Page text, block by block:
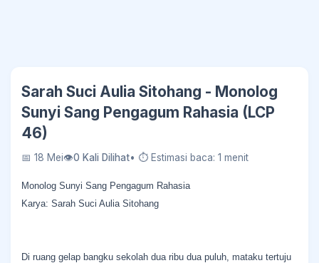
Sarah Suci Aulia Sitohang - Monolog
Sunyi Sang Pengagum Rahasia (LCP
46)
📅 18 Mei👁0 Kali Dilihat• ⏱ Estimasi baca: 1 menit
Monolog Sunyi Sang Pengagum Rahasia
Karya: Sarah Suci Aulia Sitohang
Di ruang gelap bangku sekolah dua ribu dua puluh, mataku tertuju